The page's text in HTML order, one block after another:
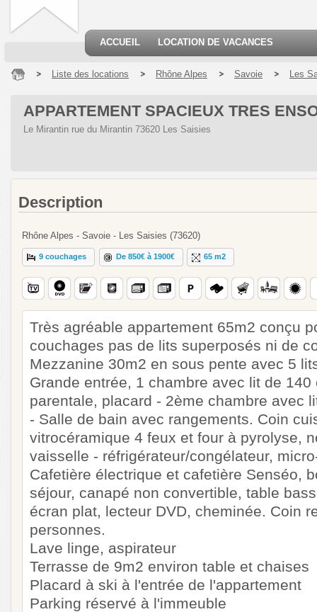
ACCUEIL LOCATION DE VACANCES
Liste des locations Rhône Alpes Savoie Les
APPARTEMENT SPACIEUX TRES
Le Mirantin rue du Mirantin 73620 Les Saisies
Description
Rhône Alpes - Savoie - Les Saisies (73620)
9 couchages De 850€ à 1900€ 65 m2
Très agréable appartement 65m2 conçu
couchages pas de lits superposés ni de
Mezzanine 30m2 en sous pente avec 5
Grande entrée, 1 chambre avec lit de
parentale, placard - 2ème chambre avec
- Salle de bain avec rangements. Coin
vitrocéramique 4 feux et four à pyrolyse,
vaisselle - réfrigérateur/congélateur,
Cafetière électrique et cafetière Senséo,
séjour, canapé non convertible, table
écran plat, lecteur DVD, cheminée. Coin
personnes.
Lave linge, aspirateur
Terrasse de 9m2 environ table et chaises
Placard à ski à l'entrée de l'appartement
Parking réservé à l'immeuble